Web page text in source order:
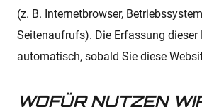
(z. B. Internetbrowser,
Seitenaufrufs). Die Erfassung dieser
automatisch, sobald Sie diese
WOFÜR NUTZEN